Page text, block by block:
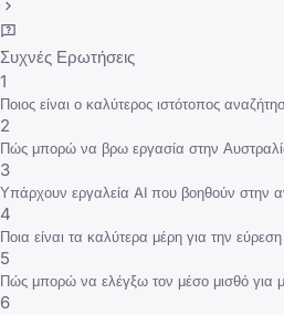
Συχνές Ερωτήσεις
1
Ποιος είναι ο καλύτερος ιστότοπος
2
Πώς μπορώ να βρω εργασία στην
3
Υπάρχουν εργαλεία AI που βοηθούν στην
4
Ποια είναι τα καλύτερα μέρη για την
5
Πώς μπορώ να ελέγξω τον μέσο μισθό για
6